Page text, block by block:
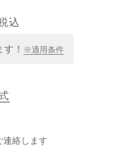
込
！ ※適用条件
連絡します